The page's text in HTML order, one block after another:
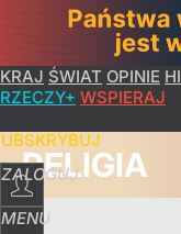
KRAJ ŚWIAT OPINIE
RZECZY+ WSPIERAJ
ZALOGUJ
MENU
RELIGIA